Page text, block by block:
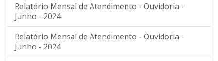
Relatório Mensal de Atendimento - Ouvidoria -
Junho - 2024
Relatório Mensal de Atendimento - Ouvidoria -
Junho - 2024